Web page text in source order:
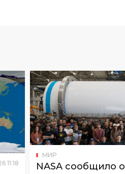
11:18
МИР
NASA сообщило о